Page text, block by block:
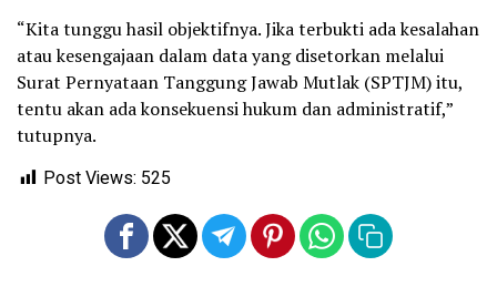
“Kita tunggu hasil objektifnya. Jika terbukti ada kesalahan
atau kesengajaan dalam data yang disetorkan melalui
Surat Pernyataan Tanggung Jawab Mutlak (SPTJM) itu,
tentu akan ada konsekuensi hukum dan administratif,”
tutupnya.
Post Views: 525